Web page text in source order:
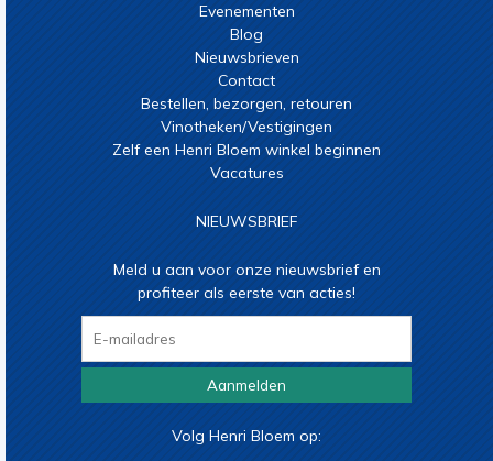
Evenementen
Blog
Nieuwsbrieven
Contact
Bestellen, bezorgen, retouren
Vinotheken/Vestigingen
Zelf een Henri Bloem winkel beginnen
Vacatures
NIEUWSBRIEF
Meld u aan voor onze nieuwsbrief en
profiteer als eerste van acties!
Aanmelden
Volg Henri Bloem op: